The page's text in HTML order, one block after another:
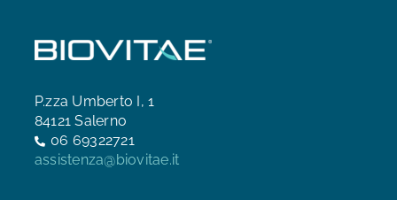
P.zza Umberto I, 1
84121 Salerno
06 69322721
assistenza@biovitae.it